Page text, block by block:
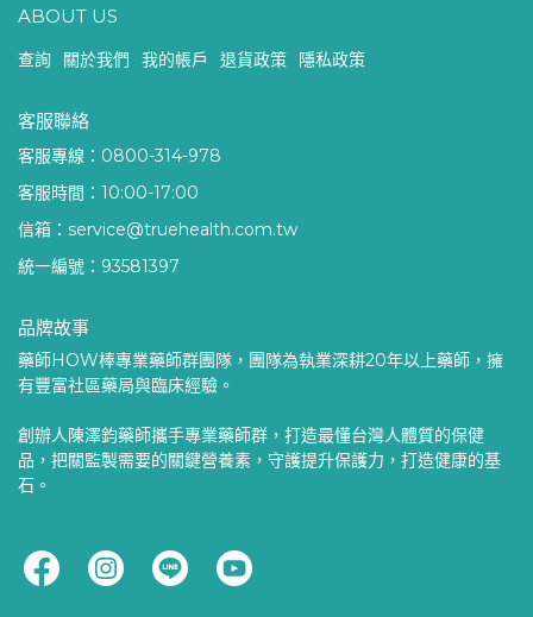
ABOUT US
查詢 關於我們 我的帳戶 退貨政策 隱私政策
客服聯絡
客服專線：0800-314-978
客服時間：10:00-17:00
信箱：service@truehealth.com.tw
統一編號：93581397
品牌故事
藥師HOW棒專業藥師群團隊，團隊為執業深耕20年以上藥師，擁
有豐富社區藥局與臨床經驗。
創辦人陳澤鈞藥師攜手專業藥師群，打造最懂台灣人體質的保健
品，把關監製需要的關鍵營養素，守護提升保護力，打造健康的基
石。